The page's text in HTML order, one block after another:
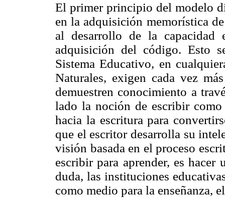
El primer principio del modelo
en la adquisición memorística
al desarrollo de la capacidad
adquisición del código. Esto
Sistema Educativo, en
Naturales, exigen cada vez
demuestren conocimiento a
lado la noción de escribir
hacia la escritura para
que el escritor desarrolla su
visión basada en el proceso
escribir para aprender, es
duda, las instituciones
como medio para la enseñanza,